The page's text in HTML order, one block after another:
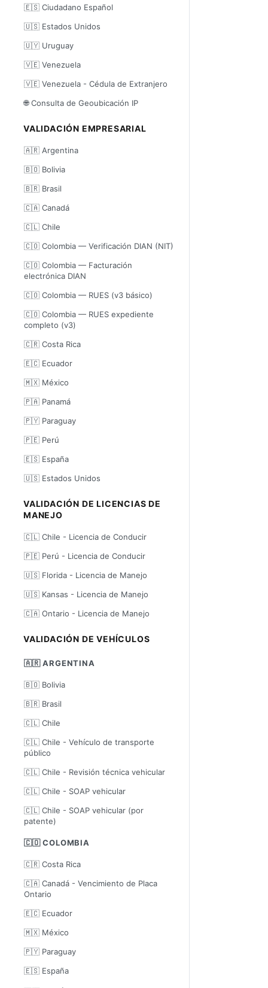
🇪🇸 Ciudadano Español
🇺🇸 Estados Unidos
🇺🇾 Uruguay
🇻🇪 Venezuela
🇻🇪 Venezuela - Cédula de Extranjero
🌐 Consulta de Geoubicación IP
VALIDACIÓN EMPRESARIAL
🇦🇷 Argentina
🇧🇴 Bolivia
🇧🇷 Brasil
🇨🇦 Canadá
🇨🇱 Chile
🇨🇴 Colombia — Verificación DIAN (NIT)
🇨🇴 Colombia — Facturación
electrónica DIAN
🇨🇴 Colombia — RUES (v3 básico)
🇨🇴 Colombia — RUES expediente
completo (v3)
🇨🇷 Costa Rica
🇪🇨 Ecuador
🇲🇽 México
🇵🇦 Panamá
🇵🇾 Paraguay
🇵🇪 Perú
🇪🇸 España
🇺🇸 Estados Unidos
VALIDACIÓN DE LICENCIAS DE
MANEJO
🇨🇱 Chile - Licencia de Conducir
🇵🇪 Perú - Licencia de Conducir
🇺🇸 Florida - Licencia de Manejo
🇺🇸 Kansas - Licencia de Manejo
🇨🇦 Ontario - Licencia de Manejo
VALIDACIÓN DE VEHÍCULOS
🇦🇷 ARGENTINA
🇧🇴 Bolivia
🇧🇷 Brasil
🇨🇱 Chile
🇨🇱 Chile - Vehículo de transporte
público
🇨🇱 Chile - Revisión técnica vehicular
🇨🇱 Chile - SOAP vehicular
🇨🇱 Chile - SOAP vehicular (por
patente)
🇨🇴 COLOMBIA
🇨🇷 Costa Rica
🇨🇦 Canadá - Vencimiento de Placa
Ontario
🇪🇨 Ecuador
🇲🇽 México
🇵🇾 Paraguay
🇪🇸 España